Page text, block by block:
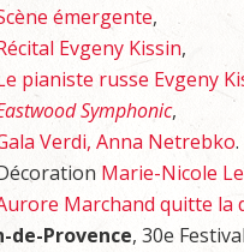
émergente,
Evgeny Kissin,
pianiste russe Evgeny
Symphonic,
Verdi, Anna Netrebko.
Marie-Nicole
Marchand quitte la
de-Provence, 30e